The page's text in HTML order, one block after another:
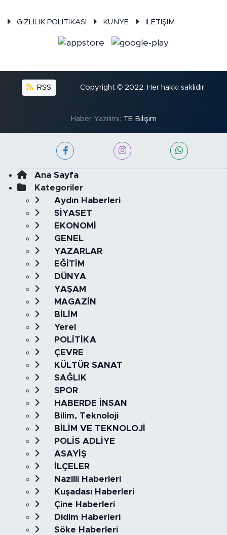
GİZLİLİK POLİTİKASI KÜNYE İLETİŞİM
RSS Copyright © 2022. Her hakkı saklıdır.
Haber Yazılımı: TE Bilişim
Ana Sayfa
Kategoriler
Aydın Haberleri
SİYASET
EKONOMİ
GENEL
YAZARLAR
EĞİTİM
DÜNYA
YAŞAM
MAGAZİN
BİLİM
Yerel
POLİTİKA
ÇEVRE
KÜLTÜR SANAT
SAĞLIK
SPOR
HABERDE İNSAN
Bilim, Teknoloji
BİLİM VE TEKNOLOJİ
POLİS ADLİYE
ASAYİŞ
İLÇELER
Nazilli Haberleri
Kuşadası Haberleri
Çine Haberleri
Didim Haberleri
Söke Haberleri